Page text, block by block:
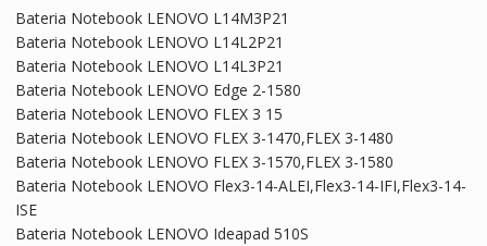
Bateria Notebook LENOVO L14M3P21
Bateria Notebook LENOVO L14L2P21
Bateria Notebook LENOVO L14L3P21
Bateria Notebook LENOVO Edge 2-1580
Bateria Notebook LENOVO FLEX 3 15
Bateria Notebook LENOVO FLEX 3-1470,FLEX 3-1480
Bateria Notebook LENOVO FLEX 3-1570,FLEX 3-1580
Bateria Notebook LENOVO Flex3-14-ALEI,Flex3-14-IFI,Flex3-14-
ISE
Bateria Notebook LENOVO Ideapad 510S